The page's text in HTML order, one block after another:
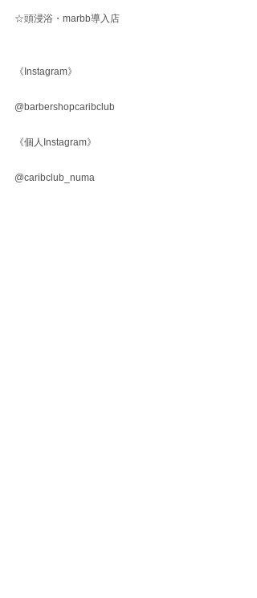
☆頭浸浴・marbb導入店
《Instagram》
@barbershopcaribclub
《個人Instagram》
@caribclub_numa